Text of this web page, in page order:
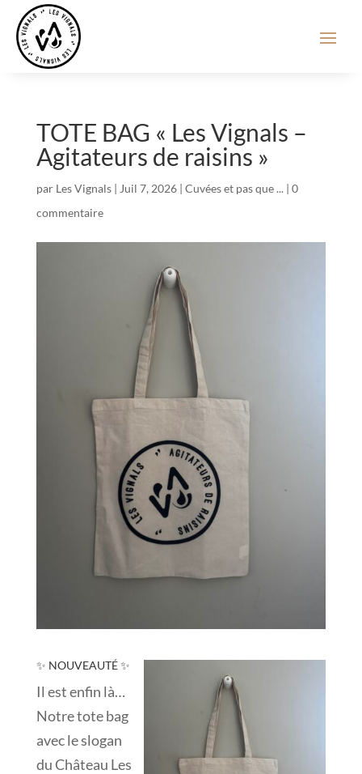
TOTE BAG « Les Vignals –
Agitateurs de raisins »
par Les Vignals| Juil 7, 2026| Cuvées et pas que ... | 0
commentaire
✨ NOUVEAUTÉ ✨
Il est enfin là…
Notre tote bag
avec le slogan
du Château Les